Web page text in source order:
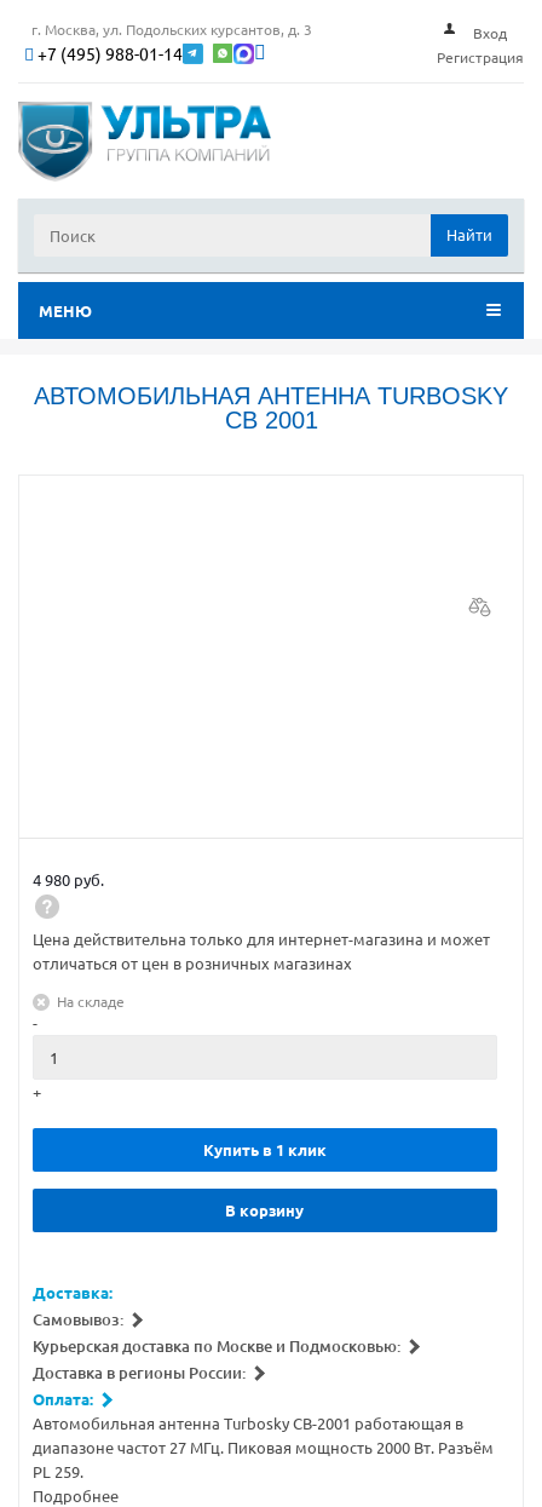
г. Москва, ул. Подольских курсантов, д. 3
+7 (495) 988-01-14
Вход
Регистрация
Найти
МЕНЮ
АВТОМОБИЛЬНАЯ АНТЕННА TURBOSKY
CB 2001
4 980 руб.
Цена действительна только для интернет-магазина и может
отличаться от цен в розничных магазинах
На складе
-
+
Купить в 1 клик
В корзину
Доставка:
Самовывоз:
Курьерская доставка по Москве и Подмосковью:
Доставка в регионы России:
Оплата:
Автомобильная антенна Turbosky CB-2001 работающая в
диапазоне частот 27 МГц. Пиковая мощность 2000 Вт. Разъём
PL 259.
Подробнее